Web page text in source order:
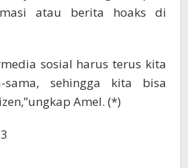
atau berita hoaks di
sosial harus terus kita
sama, sehingga kita bisa
Amel. (*)